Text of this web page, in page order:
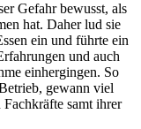
Gefahr bewusst, als
hat. Daher lud sie
ein und führte ein
und auch
einhergingen. So
gewann viel
samt ihrer